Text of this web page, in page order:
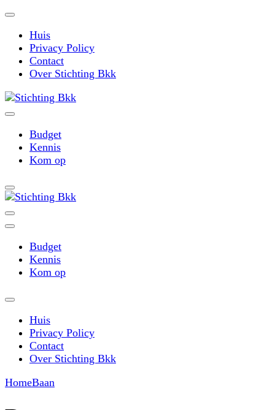
Skip
content
(Press
Enter)
Huis
Privacy Policy
Contact
Over Stichting Bkk
Stichting Bkk
Budget
Kennis
Kom op
Stichting Bkk
Budget
Kennis
Kom op
Huis
Privacy Policy
Contact
Over Stichting Bkk
HomeBaan